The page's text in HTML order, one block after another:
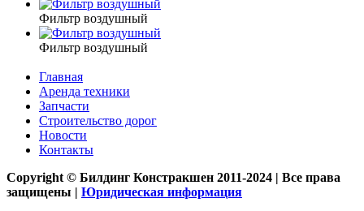
Фильтр воздушный
Фильтр воздушный
Главная
Аренда техники
Запчасти
Строительство дорог
Новости
Контакты
Copyright © Билдинг Констракшен 2011-2024 | Все права
защищены | Юридическая информация